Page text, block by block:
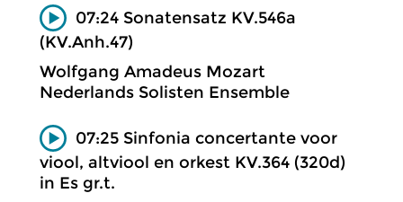
07:24 Sonatensatz KV.546a
(KV.Anh.47)
Wolfgang Amadeus Mozart
Nederlands Solisten Ensemble
07:25 Sinfonia concertante voor
viool, altviool en orkest KV.364 (320d)
in Es gr.t.